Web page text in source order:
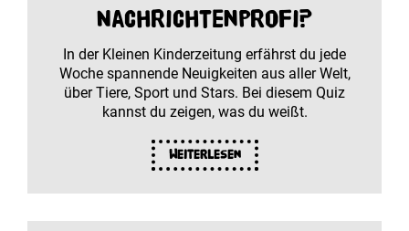
Nachrichtenprofi?
In der Kleinen Kinderzeitung erfährst du jede
Woche spannende Neuigkeiten aus aller Welt,
über Tiere, Sport und Stars. Bei diesem Quiz
kannst du zeigen, was du weißt.
Weiterlesen